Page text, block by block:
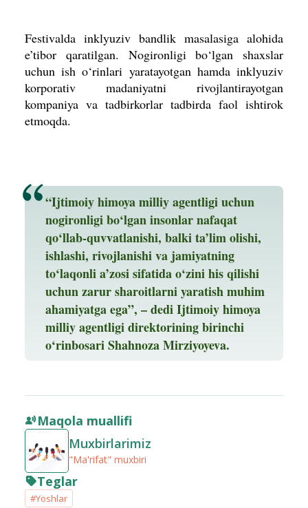
Festivalda inklyuziv bandlik masalasiga alohida
e’tibor qaratilgan. Nogironligi bo‘lgan shaxslar
uchun ish o‘rinlari yaratayotgan hamda inklyuziv
korporativ madaniyatni rivojlantirayotgan
kompaniya va tadbirkorlar tadbirda faol ishtirok
etmoqda.
“Ijtimoiy himoya milliy agentligi uchun
nogironligi bo‘lgan insonlar nafaqat
qo‘llab-quvvatlanishi, balki ta’lim olishi,
ishlashi, rivojlanishi va jamiyatning
to‘laqonli a’zosi sifatida o‘zini his qilishi
uchun zarur sharoitlarni yaratish muhim
ahamiyatga ega”, – dedi Ijtimoiy himoya
milliy agentligi direktorining birinchi
o‘rinbosariShahnoza Mirziyoyeva.
Maqola muallifi
Muxbirlarimiz
"Ma'rifat" muxbiri
Teglar
#Yoshlar